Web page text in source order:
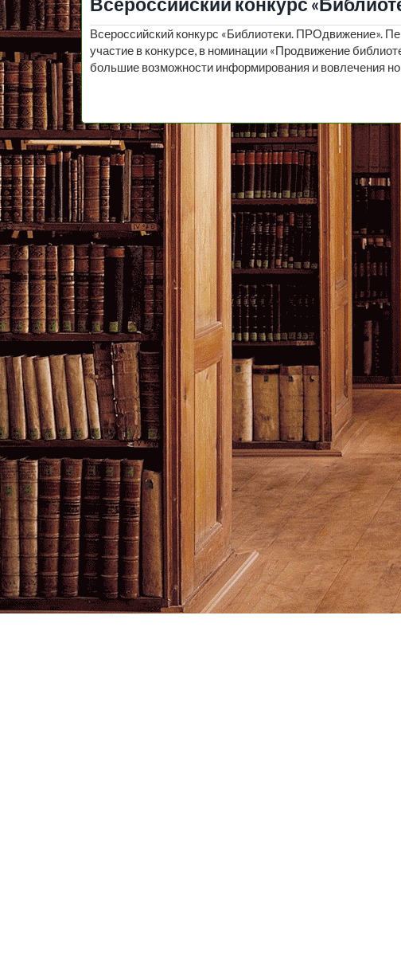
Всероссийский конкурс
Всероссийский конкурс «Библиотеки. ПРОдвижение».
участие в конкурсе, в номинации «Продвижение
большие возможности информирования и вовлечения